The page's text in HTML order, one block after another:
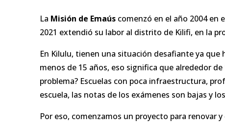
La Misión de Emaúscomenzó en el año 2004 en
2021 extendió su labor al distrito de Kilifi, en la
En Kilulu, tienen una situación desafiante ya que
menos de 15 años, eso significa que alrededor
problema? Escuelas con poca infraestructura,
escuela, las notas de los exámenes son bajas y
Por eso, comenzamos un proyecto para renovar